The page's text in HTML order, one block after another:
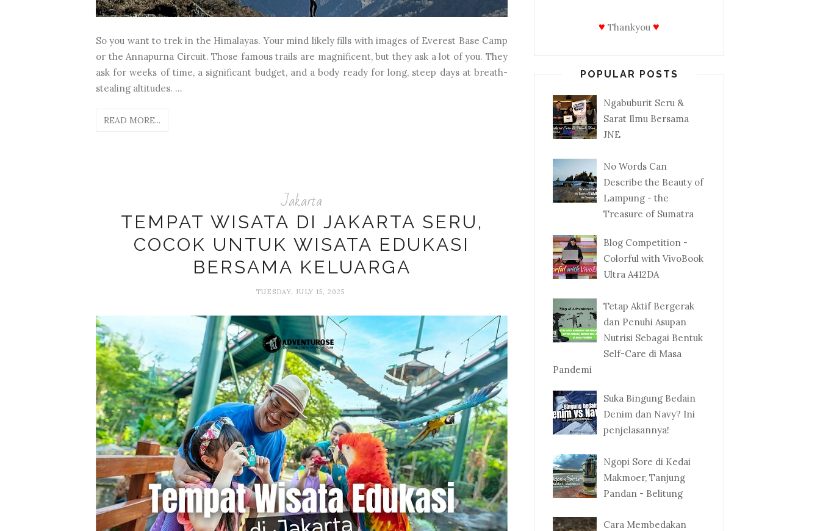
So you want to trek in the Himalayas. Your mind likely fills with images of Everest Base Camp
or the Annapurna Circuit. Those famous trails are magnificent, but they ask a lot of you. They
ask for weeks of time, a significant budget, and a body ready for long, steep days at breath-
stealing altitudes. ...
READ MORE...
Jakarta
TEMPAT WISATA DI JAKARTA SERU,
COCOK UNTUK WISATA EDUKASI
BERSAMA KELUARGA
TUESDAY, JULY 15, 2025
♥ Thankyou ♥
POPULAR POSTS
Ngabuburit Seru &
Sarat Ilmu Bersama
JNE
No Words Can
Describe the Beauty of
Lampung - the
Treasure of Sumatra
Blog Competition -
Colorful with VivoBook
Ultra A412DA
Tetap Aktif Bergerak
dan Penuhi Asupan
Nutrisi Sebagai Bentuk
Self-Care di Masa
Pandemi
Suka Bingung Bedain
Denim dan Navy? Ini
penjelasannya!
Ngopi Sore di Kedai
Makmoer, Tanjung
Pandan - Belitung
Cara Membedakan